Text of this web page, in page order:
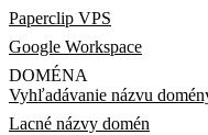
Paperclip VPS
Google Workspace
DOMÉNA
Vyhľadávanie názvu
Lacné názvy domén